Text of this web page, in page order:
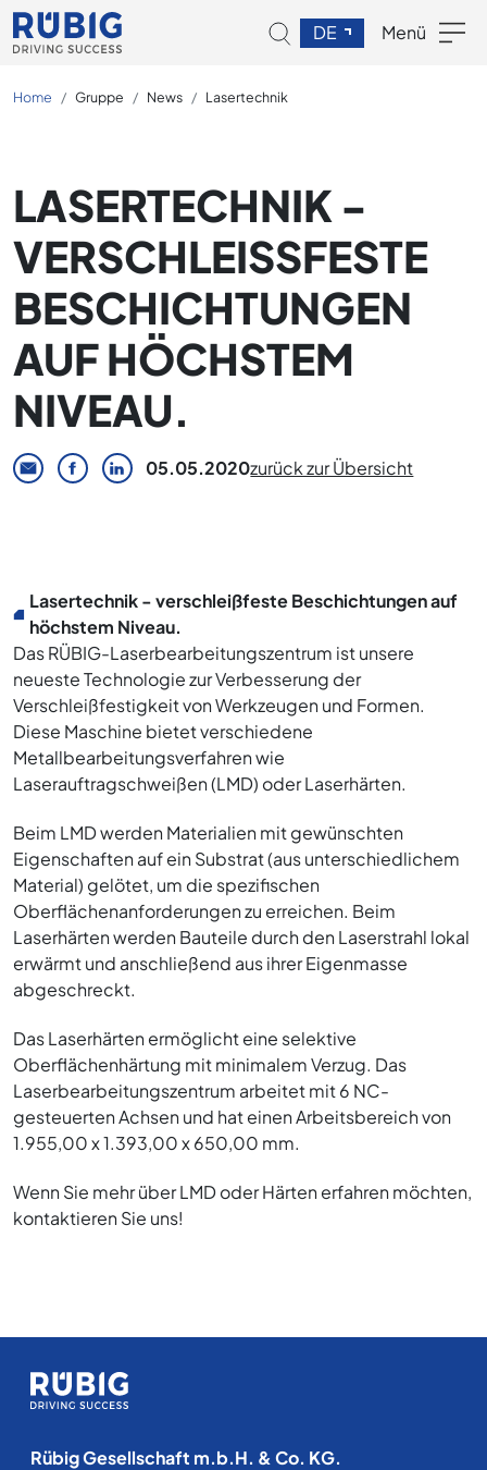
DE Menü
Home Gruppe News Lasertechnik
LASERTECHNIK -
VERSCHLEISSFESTE B
ESCHICHTUNGEN A
UF HÖCHSTEM N
IVEAU.
05.05.2020zurück zur Übersicht
Lasertechnik - verschleißfeste Beschichtungen auf
höchstem Niveau.
Das RÜBIG-Laserbearbeitungszentrum ist unsere
neueste Technologie zur Verbesserung der
Verschleißfestigkeit von Werkzeugen und Formen.
Diese Maschine bietet verschiedene
Metallbearbeitungsverfahren wie
Laserauftragschweißen (LMD) oder Laserhärten.
Beim LMD werden Materialien mit gewünschten
Eigenschaften auf ein Substrat (aus unterschiedlichem
Material) gelötet, um die spezifischen
Oberflächenanforderungen zu erreichen. Beim
Laserhärten werden Bauteile durch den Laserstrahl lokal
erwärmt und anschließend aus ihrer Eigenmasse
abgeschreckt.
Das Laserhärten ermöglicht eine selektive
Oberflächenhärtung mit minimalem Verzug. Das
Laserbearbeitungszentrum arbeitet mit 6 NC-
gesteuerten Achsen und hat einen Arbeitsbereich von
1.955,00 x 1.393,00 x 650,00 mm.
Wenn Sie mehr über LMD oder Härten erfahren möchten,
kontaktieren Sie uns!
Rübig Gesellschaft m.b.H. & Co. KG.